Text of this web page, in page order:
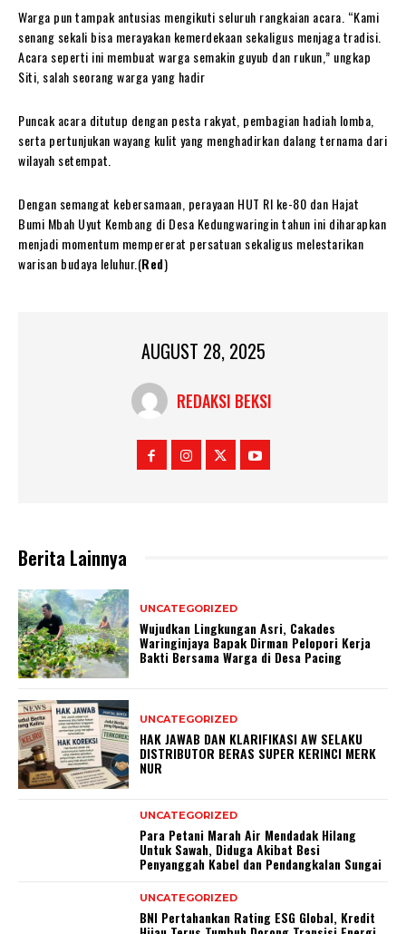
Warga pun tampak antusias mengikuti seluruh rangkaian acara. “Kami
senang sekali bisa merayakan kemerdekaan sekaligus menjaga tradisi.
Acara seperti ini membuat warga semakin guyub dan rukun,” ungkap
Siti, salah seorang warga yang hadir
Puncak acara ditutup dengan pesta rakyat, pembagian hadiah lomba,
serta pertunjukan wayang kulit yang menghadirkan dalang ternama dari
wilayah setempat.
Dengan semangat kebersamaan, perayaan HUT RI ke-80 dan Hajat
Bumi Mbah Uyut Kembang di Desa Kedungwaringin tahun ini diharapkan
menjadi momentum mempererat persatuan sekaligus melestarikan
warisan budaya leluhur.(Red)
AUGUST 28, 2025
REDAKSI BEKSI
Berita Lainnya
UNCATEGORIZED
Wujudkan Lingkungan Asri, Cakades
Waringinjaya Bapak Dirman Pelopori Kerja
Bakti Bersama Warga di Desa Pacing
UNCATEGORIZED
HAK JAWAB DAN KLARIFIKASI AW SELAKU
DISTRIBUTOR BERAS SUPER KERINCI MERK
NUR
UNCATEGORIZED
Para Petani Marah Air Mendadak Hilang
Untuk Sawah, Diduga Akibat Besi
Penyanggah Kabel dan Pendangkalan Sungai
UNCATEGORIZED
BNI Pertahankan Rating ESG Global, Kredit